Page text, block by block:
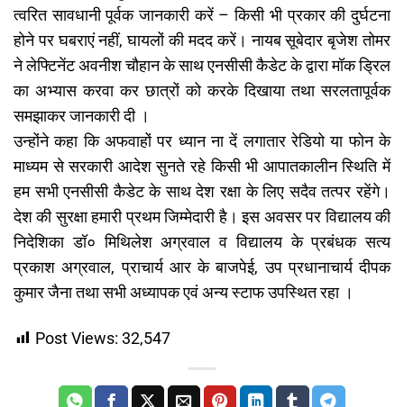
त्वरित सावधानी पूर्वक जानकारी करें – किसी भी प्रकार की दुर्घटना
होने पर घबराएं नहीं, घायलों की मदद करें। नायब सूबेदार बृजेश तोमर
ने लेफ्टिनेंट अवनीश चौहान के साथ एनसीसी कैडेट के द्वारा मॉक ड्रिल
का अभ्यास करवा कर छात्रों को करके दिखाया तथा सरलतापूर्वक
समझाकर जानकारी दी ।
उन्होंने कहा कि अफवाहों पर ध्यान ना दें लगातार रेडियो या फोन के
माध्यम से सरकारी आदेश सुनते रहे किसी भी आपातकालीन स्थिति में
हम सभी एनसीसी कैडेट के साथ देश रक्षा के लिए सदैव तत्पर रहेंगे।
देश की सुरक्षा हमारी प्रथम जिम्मेदारी है। इस अवसर पर विद्यालय की
निदेशिका डॉ० मिथिलेश अग्रवाल व विद्यालय के प्रबंधक सत्य
प्रकाश अग्रवाल, प्राचार्य आर के बाजपेई, उप प्रधानाचार्य दीपक
कुमार जैना तथा सभी अध्यापक एवं अन्य स्टाफ उपस्थित रहा ।
Post Views: 32,547